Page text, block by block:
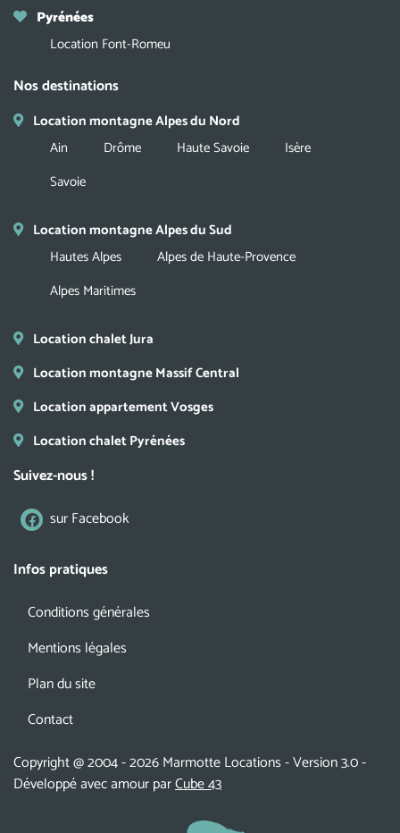
Pyrénées
Location Font-Romeu
Nos destinations
Location montagne Alpes du Nord
Ain
Drôme Haute Savoie
Isère
Savoie
Location montagne Alpes du Sud
Hautes Alpes
Alpes de Haute-Provence
Alpes Maritimes
Location chalet Jura
Location montagne Massif Central
Location appartement Vosges
Location chalet Pyrénées
Suivez-nous !
sur Facebook
Infos pratiques
Conditions générales
Mentions légales
Plan du site
Contact
Copyright @ 2004 - 2026 Marmotte Locations - Version 3.0 -
Développé avec amour parCube 43